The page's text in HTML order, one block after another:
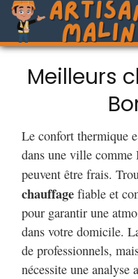
Meilleurs
Le confort thermique
dans une ville comme
peuvent être frais.
chauffage fiable et
pour garantir une
dans votre domicile.
de professionnels,
nécessite une analyse